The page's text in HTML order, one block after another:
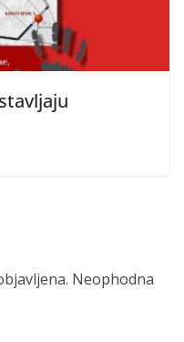
Neophodna